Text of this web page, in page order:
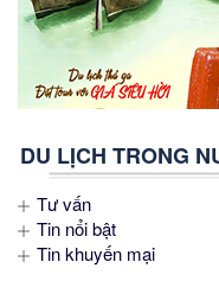
DU LỊCH TRONG
Tư vấn
Tin nổi bật
Tin khuyến mại